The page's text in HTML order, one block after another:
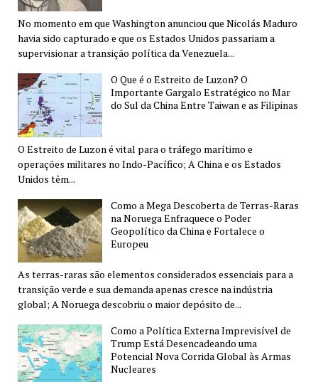
No momento em que Washington anunciou que Nicolás Maduro
havia sido capturado e que os Estados Unidos passariam a
supervisionar a transição política da Venezuela...
O Que é o Estreito de Luzon? O
Importante Gargalo Estratégico no Mar
do Sul da China Entre Taiwan e as Filipinas
O Estreito de Luzon é vital para o tráfego marítimo e
operações militares no Indo-Pacífico; A China e os Estados
Unidos têm...
Como a Mega Descoberta de Terras-Raras
na Noruega Enfraquece o Poder
Geopolítico da China e Fortalece o
Europeu
As terras-raras são elementos considerados essenciais para a
transição verde e sua demanda apenas cresce na indústria
global; A Noruega descobriu o maior depósito de...
Como a Política Externa Imprevisível de
Trump Está Desencadeando uma
Potencial Nova Corrida Global às Armas
Nucleares